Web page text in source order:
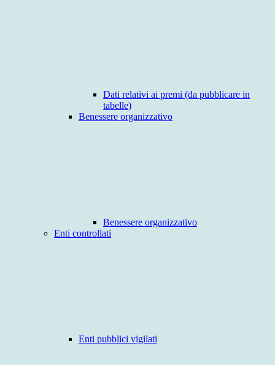
Dati relativi ai premi (da pubblicare in
tabelle)
Benessere organizzativo
Benessere organizzativo
Enti controllati
Enti pubblici vigilati